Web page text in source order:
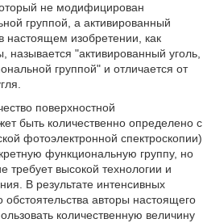
не модифицирован
группой, а активированный
настоящем изобретении, как
"активированный уголь,
группой" и отличается от
поверхностной
быть количественно определено с
фотоэлектронной спектроскопии)
функциональную группу, но
требует высокой технологии и
В результате интенсивных
обстоятельства авторы настоящего
количественную величину